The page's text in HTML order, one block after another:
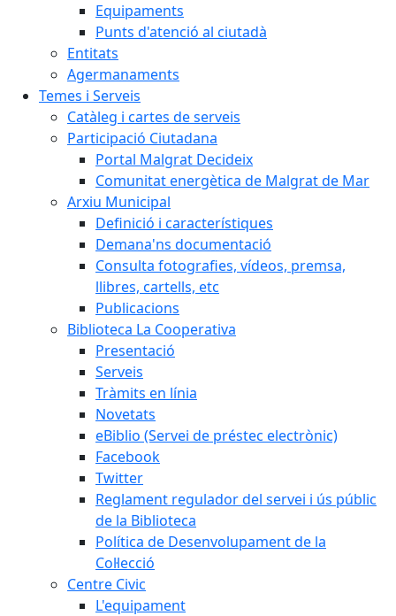
Equipaments
Punts d'atenció al ciutadà
Entitats
Agermanaments
Temes i Serveis
Catàleg i cartes de serveis
Participació Ciutadana
Portal Malgrat Decideix
Comunitat energètica de Malgrat de Mar
Arxiu Municipal
Definició i característiques
Demana'ns documentació
Consulta fotografies, vídeos, premsa,
llibres, cartells, etc
Publicacions
Biblioteca La Cooperativa
Presentació
Serveis
Tràmits en línia
Novetats
eBiblio (Servei de préstec electrònic)
Facebook
Twitter
Reglament regulador del servei i ús públic
de la Biblioteca
Política de Desenvolupament de la
Col·lecció
Centre Civic
L'equipament